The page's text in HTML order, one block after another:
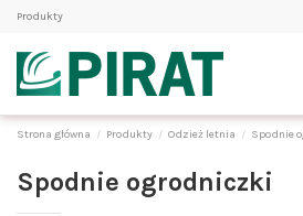
Produkty
Strona główna Produkty Odzież letnia Spodnie
Spodnie ogrodniczki